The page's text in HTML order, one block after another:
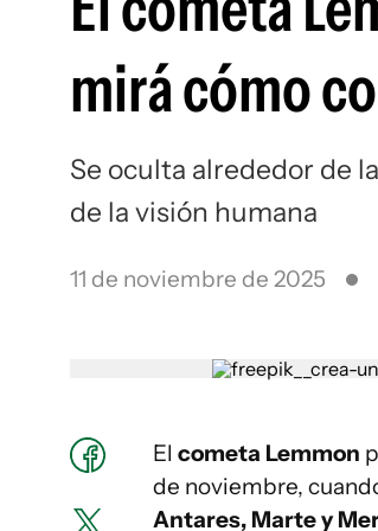
mirá cómo
Se oculta alrededor de
de la visión humana
11 de noviembre de 2025
El cometa Lemmon
de noviembre,
Antares, Marte y